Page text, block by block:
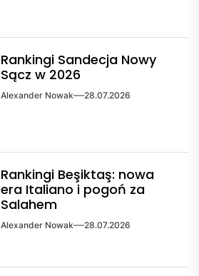
Rankingi Sandecja Nowy
Sącz w 2026
Alexander Nowak 28.07.2026
Rankingi Beşiktaş: nowa
era Italiano i pogoń za
Salahem
Alexander Nowak 28.07.2026